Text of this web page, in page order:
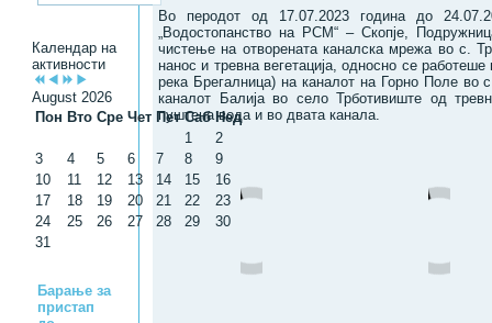
Календар на
активности
August 2026
Пон Вто Сре Чет Пет Саб Нед
1
2
3
4 5 6 7 8
9
10
11 12 13 14 15
16
17
18 19 20 21 22
23
24
25 26 27 28 29
30
31
Барање за
пристап
Во перодот од 17.07.2023 година до
„Водостопанство на РСМ“ – Скопје,
чистење на отворената каналска мрежа во с.
нанос и тревна вегетација, односно се
река Брегалница) на каналот на Горно Поле во
каналот Балија во село Трботивиште од
пуштена вода и во двата канала.